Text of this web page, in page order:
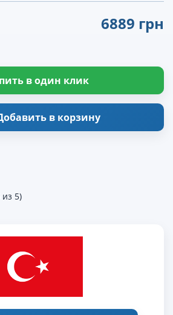
6889 грн
в один клик
в корзину
из 5)